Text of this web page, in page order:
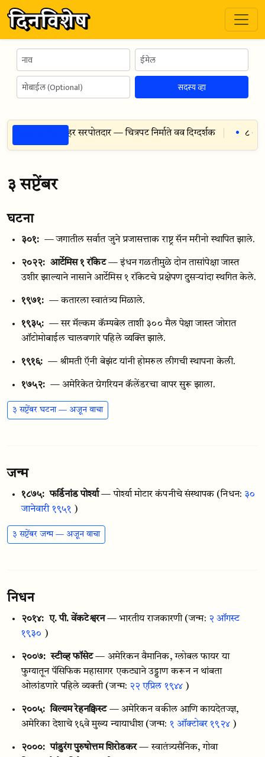
सदस्य व्हा
— गजानन नरहर सरपोतदार — चित्रपट निर्माते वव दिग्दर्शक ८
३ सप्टेंबर
घटना
३०१: — जगातील सर्वात जुने प्रजासत्ताक राष्ट्र सॅन मरीनो स्थापित झाले.
२०२२: आर्टेमिस १ रॉकेट — इंधन गळतीमुळे दोन तासांपेक्षा जास्त
उशीर झाल्याने नासाने आर्टेमिस १ रॉकेटचे प्रक्षेपण दुसऱ्यांदा स्थगित केले.
१९७१: — कतारला स्वातंत्र्य मिळाले.
१९३५: — सर मॅल्कम कॅम्पबेल ताशी ३०० मैल पेक्षा जास्त जोरात
ऑटोमोबाईल चालवणारे पहिले व्यक्ति झाले.
१९१६: — श्रीमती ऍनी बेझंट यांनी होमरुल लीगची स्थापना केली.
१७५२: — अमेरिकेत ग्रेगरियन कॅलेंडरचा वापर सुरू झाला.
३ सप्टेंबर घटना — अजून वाचा
जन्म
१८७५: फर्डिनांड पोर्श्या — पोर्श्या मोटार कंपनीचे संस्थापक (निधन: ३०
जानेवारी १९५१ )
३ सप्टेंबर जन्म — अजून वाचा
निधन
२०१४: ए. पी. वेंकटेश्वरन — भारतीय राजकारणी (जन्म: २ ऑगस्ट
१९३० )
२००७: स्टीव्ह फॉसेट — अमेरिकन वैमानिक, ग्लोबल फायर या
फुग्यातून पॅसिफिक महासागर एकट्याने उड्डाण करून न थांबता
ओलांडणारे पहिले व्यक्ती (जन्म: २२ एप्रिल १९४४)
२००५: विल्यम रेहनक्विस्ट — अमेरिकन वकील आणि कायदेतज्ज्ञ,
अमेरिका देशाचे १६वे मुख्य न्यायाधीश (जन्म: १ ऑक्टोबर १९२४)
२०००: पांडुरंग पुरुषोत्तम शिरोडकर — स्वातंत्र्यसैनिक, गोवा